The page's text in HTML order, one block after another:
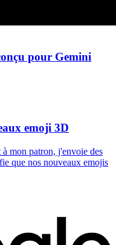
pour Gemini
emoji 3D
à mon patron, j'envoie des
que nos nouveaux emojis